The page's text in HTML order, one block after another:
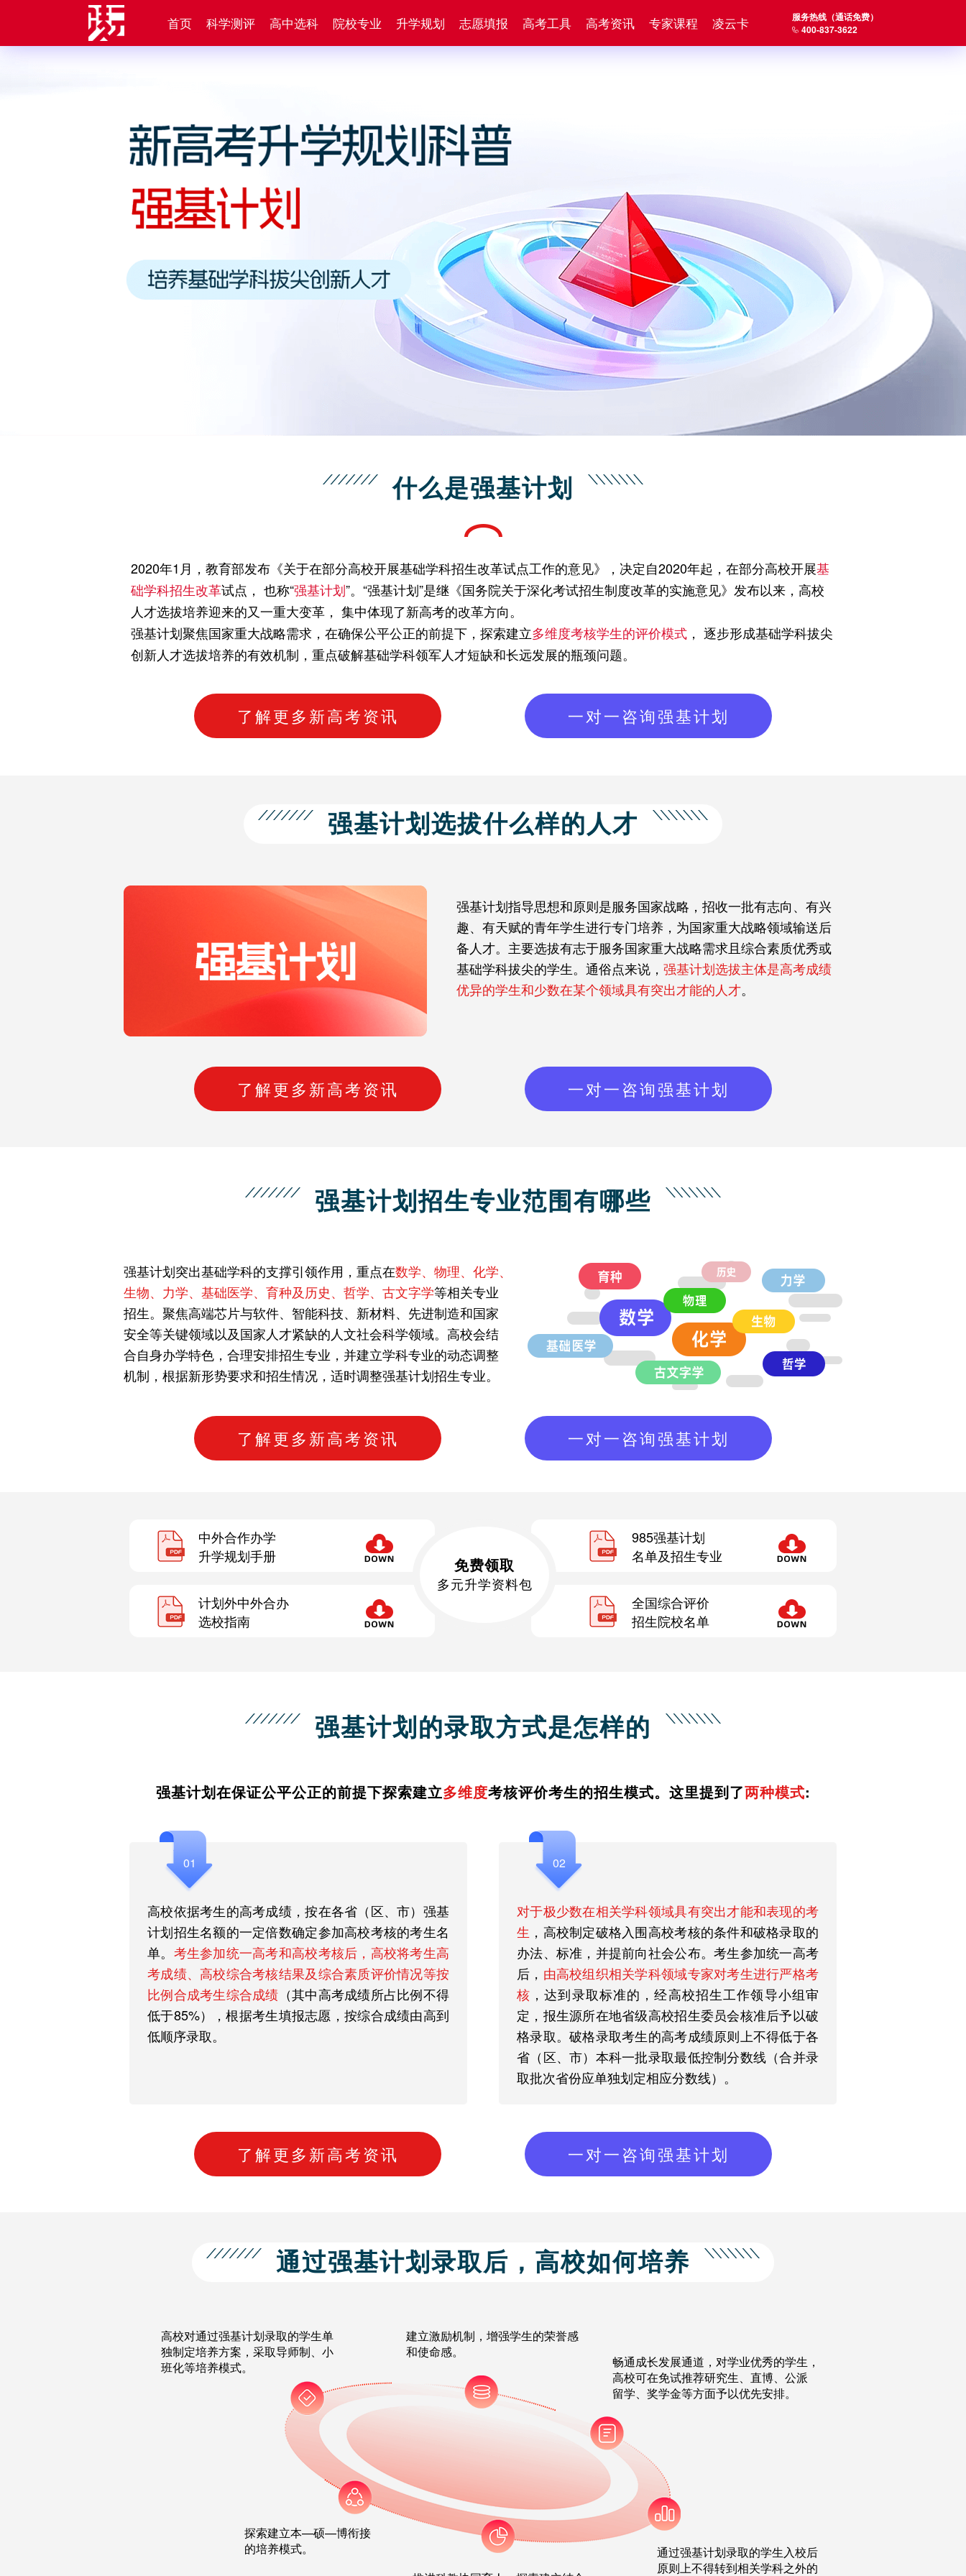
首页 科学测评 高中选科 院校专业 升学规划 志愿填报 高考工具 高考资讯 专家课程 凌云卡
服务热线（通话免费）
400-837-3622
什么是强基计划
2020年1月，教育部发布《关于在部分高校开展基础学科招生改革试点工作的意见》，决定自2020年起，在部分高校开展基
础学科招生改革试点， 也称“强基计划”。“强基计划”是继《国务院关于深化考试招生制度改革的实施意见》发布以来，高校
人才选拔培养迎来的又一重大变革， 集中体现了新高考的改革方向。
强基计划聚焦国家重大战略需求，在确保公平公正的前提下，探索建立多维度考核学生的评价模式 ， 逐步形成基础学科拔尖
创新人才选拔培养的有效机制，重点破解基础学科领军人才短缺和长远发展的瓶颈问题。
了解更多新高考资讯 一对一咨询强基计划
强基计划选拔什么样的人才
强基计划指导思想和原则是服务国家战略，招收一批有志向、有兴
趣、有天赋的青年学生进行专门培养，为国家重大战略领域输送后
备人才。主要选拔有志于服务国家重大战略需求且综合素质优秀或
基础学科拔尖的学生。通俗点来说， 强基计划选拔主体是高考成绩
优异的学生和少数在某个领域具有突出才能的人才。
了解更多新高考资讯 一对一咨询强基计划
强基计划招生专业范围有哪些
强基计划突出基础学科的支撑引领作用，重点在数学、物理、化学、
生物、力学、基础医学、育种及历史、哲学、古文字学等相关专业
招生。聚焦高端芯片与软件、智能科技、新材料、先进制造和国家
安全等关键领域以及国家人才紧缺的人文社会科学领域。高校会结
合自身办学特色，合理安排招生专业，并建立学科专业的动态调整
机制，根据新形势要求和招生情况，适时调整强基计划招生专业。
了解更多新高考资讯 一对一咨询强基计划
中外合作办学
升学规划手册
985强基计划
名单及招生专业
计划外中外合办
选校指南
全国综合评价
招生院校名单
免费领取
多元升学资料包
强基计划的录取方式是怎样的
强基计划在保证公平公正的前提下探索建立多维度考核评价考生的招生模式。这里提到了两种模式:
01
高校依据考生的高考成绩，按在各省（区、市）强基
计划招生名额的一定倍数确定参加高校考核的考生名
单。 考生参加统一高考和高校考核后，高校将考生高
考成绩、高校综合考核结果及综合素质评价情况等按
比例合成考生综合成绩 （其中高考成绩所占比例不得
低于85%），根据考生填报志愿，按综合成绩由高到
低顺序录取。
02
对于极少数在相关学科领域具有突出才能和表现的考
生 ，高校制定破格入围高校考核的条件和破格录取的
办法、标准，并提前向社会公布。考生参加统一高考
后， 由高校组织相关学科领域专家对考生进行严格考
核 ，达到录取标准的，经高校招生工作领导小组审
定，报生源所在地省级高校招生委员会核准后予以破
格录取。破格录取考生的高考成绩原则上不得低于各
省（区、市）本科一批录取最低控制分数线（合并录
取批次省份应单独划定相应分数线）。
了解更多新高考资讯 一对一咨询强基计划
通过强基计划录取后，高校如何培养
高校对通过强基计划录取的学生单
独制定培养方案，采取导师制、小
班化等培养模式。
建立激励机制，增强学生的荣誉感
和使命感。
畅通成长发展通道，对学业优秀的学生，
高校可在免试推荐研究生、直博、公派
留学、奖学金等方面予以优先安排。
探索建立本—硕—博衔接
的培养模式。
通过强基计划录取的学生入校后
原则上不得转到相关学科之外的